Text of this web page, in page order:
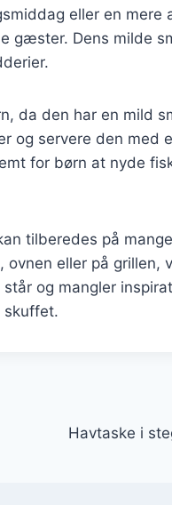
eller en mere
gæster. Dens milde
da den har en mild
og servere den med
for børn at nyde
tilberedes på
eller på grillen,
og mangler
skuffet.
Havtaske i